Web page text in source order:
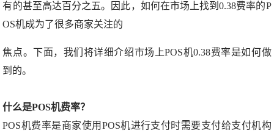
有的甚至高达百分之五。因此，如何在市场上找到0.38费率的P
OS机成为了很多商家关注的
焦点。下面，我们将详细介绍市场上POS机0.38费率是如何做
到的。
什么是POS机费率？
POS机费率是商家使用POS机进行支付时需要支付给支付机构